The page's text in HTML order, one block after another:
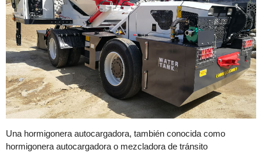
Una hormigonera autocargadora, también conocida como
hormigonera autocargadora o mezcladora de tránsito